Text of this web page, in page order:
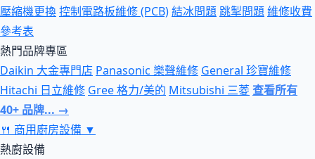
壓縮機更換控制電路板維修 (PCB)結冰問題跳掣問題維修收費
參考表
熱門品牌專區
Daikin 大金專門店 Panasonic 樂聲維修 General 珍寶維修
Hitachi 日立維修 Gree 格力/美的 Mitsubishi 三菱查看所有
40+ 品牌... →
🍴 商用廚房設備 ▼
熱廚設備